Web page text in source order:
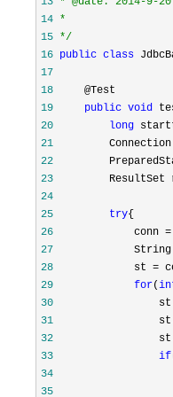
14
15 */
16 public class
17
18
19
public void
20
long
21
22
23
ResultSet
24
25
try
26
             conn =
27
28
             st =
29
for(
30
31
32
33
if
34
35